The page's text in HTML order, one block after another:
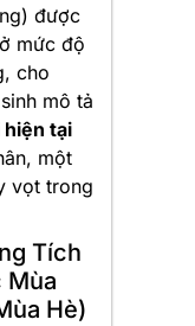
được
mức độ
cho
mô tả
tại
một
vọt trong
Tích
Mùa
Hè)